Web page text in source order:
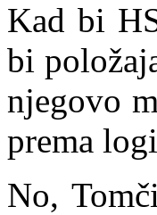
Kad bi
bi
njegovo
prema
No,